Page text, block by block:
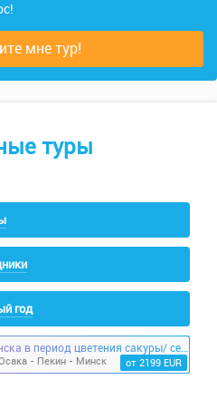
мне тур!
туры
год
- Пекин - Минск от 2199 EUR